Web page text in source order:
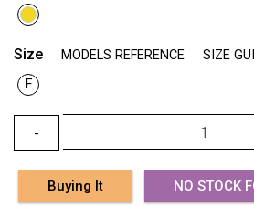
Size MODELS REFERENCE
SIZE
F
-
Buying It NO STOCK